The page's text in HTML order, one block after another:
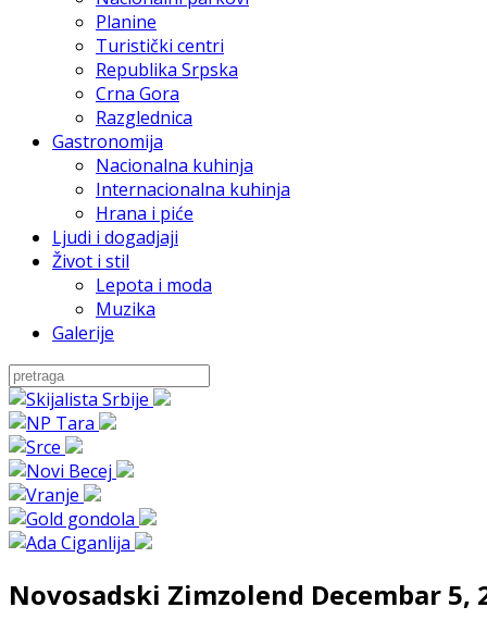
Planine
Turistički centri
Republika Srpska
Crna Gora
Razglednica
Gastronomija
Nacionalna kuhinja
Internacionalna kuhinja
Hrana i piće
Ljudi i dogadjaji
Život i stil
Lepota i moda
Muzika
Galerije
Novosadski Zimzolend Decembar 5,